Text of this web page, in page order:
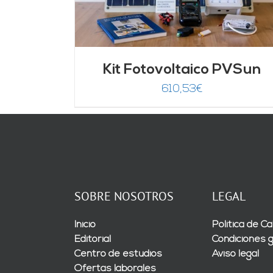
Kit Fotovoltaico PVSun
610,53€
SOBRE NOSOTROS
Inicio
Editorial
Centro de estudios
Ofertas laborales
LEGAL
Política de
Condiciones
Aviso legal